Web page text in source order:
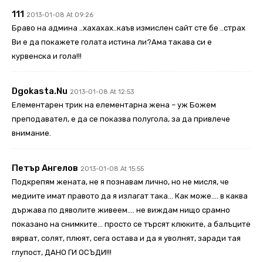
111 2013-01-08 At 09:26
Браво на админа ..хахахах..каъв измислен сайт сте бе ..страх
Ви е да покажете голата истина ли?Ама такава си е
курвенска и гола!!!
Dgokasta.nu 2013-01-08 At 12:53
Елементарен трик на елементарна жена – уж Божем
преподавател, е да се показва полугола, за да привлече
внимание.
Петър Ангелов 2013-01-08 At 15:55
Подкрепям жената, не я познавам лично, но не мисля, че
медиите имат правото да я излагат така… Как може…. в каква
държава по дяволите живеем…. не виждам нищо срамно
показано на снимките… просто се търсят клюките, а балъците
вярват, солят, плюят, сега остава и да я уволнят, заради тая
глупост, ДАНО ГИ ОСЪДИ!!!